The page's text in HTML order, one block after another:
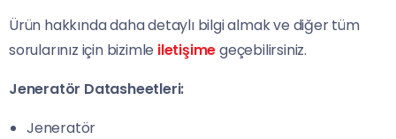
Ürün hakkında daha detaylı bilgi almak ve diğer tüm
sorularınız için bizimle iletişimegeçebilirsiniz.
Jeneratör Datasheetleri:
Jeneratör